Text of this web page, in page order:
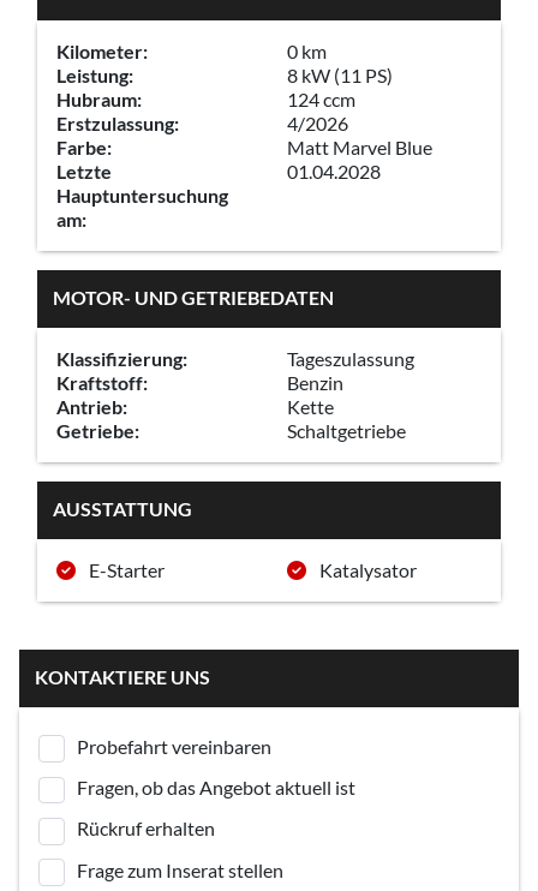
Kilometer:
0 km
Leistung:
8 kW (11 PS)
Hubraum:
124 ccm
Erstzulassung:
4/2026
Farbe:
Matt Marvel Blue
Letzte
Hauptuntersuchung
am:
01.04.2028
MOTOR- UND GETRIEBEDATEN
Klassifizierung:
Tageszulassung
Kraftstoff:
Benzin
Antrieb:
Kette
Getriebe:
Schaltgetriebe
AUSSTATTUNG
E-Starter Katalysator
KONTAKTIERE UNS
Probefahrt vereinbaren
Fragen, ob das Angebot aktuell ist
Rückruf erhalten
Frage zum Inserat stellen